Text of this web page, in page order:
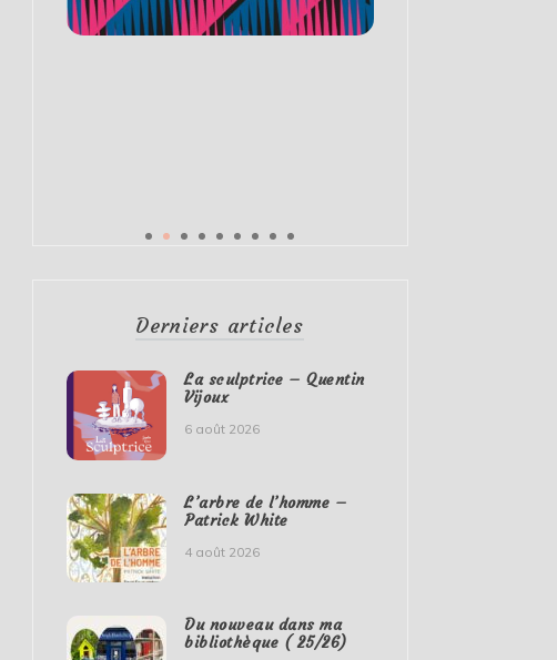
Derniers articles
La sculptrice – Quentin
Vijoux
6 août 2026
L’arbre de l’homme –
Patrick White
4 août 2026
Du nouveau dans ma
bibliothèque ( 25/26)